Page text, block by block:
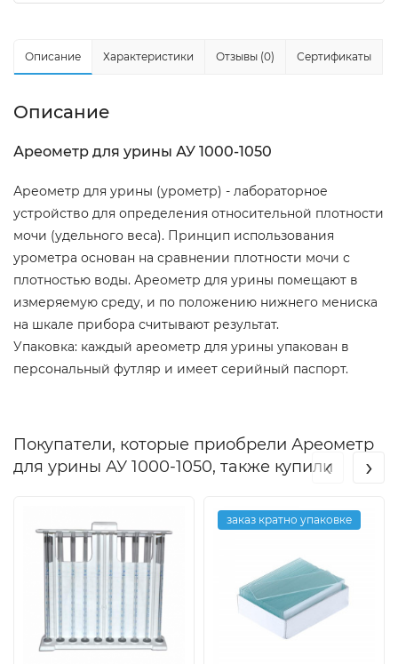
Описание Характеристики Отзывы (0) Сертификаты
Описание
Ареометр для урины АУ 1000-1050
Ареометр для урины (урометр) - лабораторное
устройство для определения относительной плотности
мочи (удельного веса). Принцип использования
урометра основан на сравнении плотности мочи с
плотностью воды. Ареометр для урины помещают в
измеряемую среду, и по положению нижнего мениска
на шкале прибора считывают результат.
Упаковка: каждый ареометр для урины упакован в
персональный футляр и имеет серийный паспорт.
Покупатели, которые приобрели Ареометр
для урины АУ 1000-1050, также купили
заказ кратно упаковке
‹ ›